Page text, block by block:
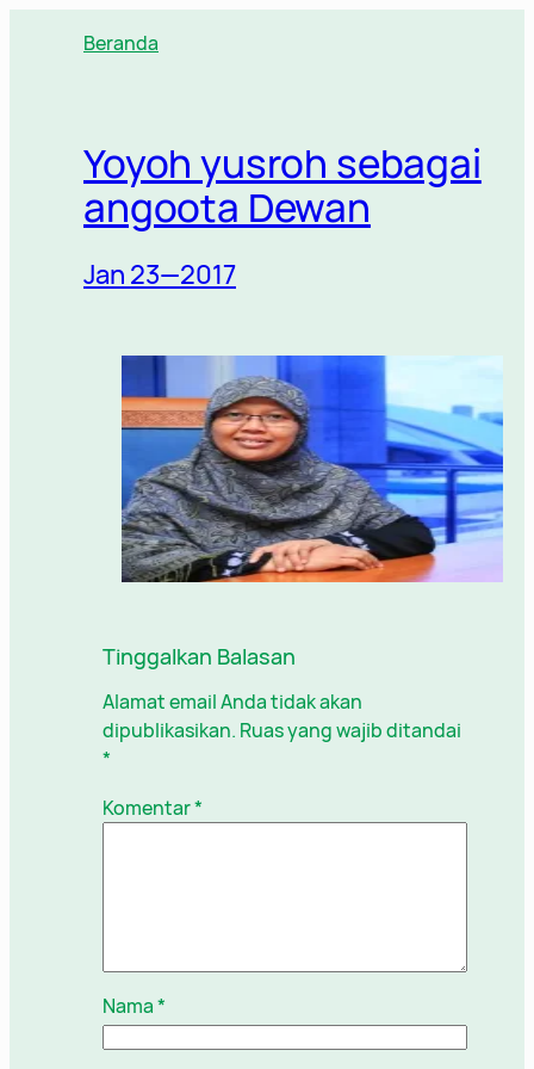
Beranda
Yoyoh yusroh sebagai
angoota Dewan
Jan 23—2017
Tinggalkan Balasan
Alamat email Anda tidak akan
dipublikasikan. Ruas yang wajib ditandai
*
Komentar*
Nama*